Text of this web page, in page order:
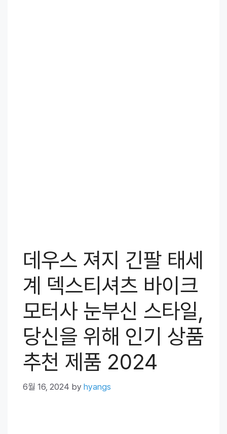
데우스 져지 긴팔 태세
계 덱스티셔츠 바이크
모터사 눈부신 스타일,
당신을 위해 인기 상품
추천 제품 2024
6월 16, 2024 by hyangs